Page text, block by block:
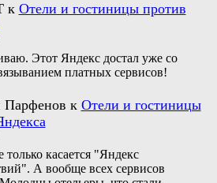
к Отели и гостиницы против
Этот Яндекс достал уже со
платных сервисов!
Парфенов к Отели и гостиницы
только касается "Яндекс
А вообще всех сервисов